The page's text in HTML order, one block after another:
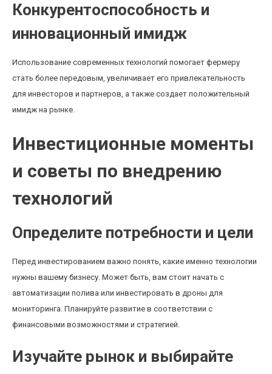
Конкурентоспособность и
инновационный имидж
Использование современных технологий помогает фермеру
стать более передовым, увеличивает его привлекательность
для инвесторов и партнеров, а также создает положительный
имидж на рынке.
Инвестиционные моменты
и советы по внедрению
технологий
Определите потребности и цели
Перед инвестированием важно понять, какие именно технологии
нужны вашему бизнесу. Может быть, вам стоит начать с
автоматизации полива или инвестировать в дроны для
мониторинга. Планируйте развитие в соответствии с
финансовыми возможностями и стратегией.
Изучайте рынок и выбирайте